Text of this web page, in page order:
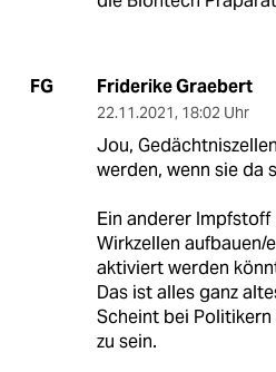
FG Friderike Graebert
22.11.2021, 18:02 Uhr
Jou,
werden, wenn sie da
Ein anderer
Wirkzellen aufbauen/
aktiviert werden
Das ist alles ganz
Scheint bei
zu sein.